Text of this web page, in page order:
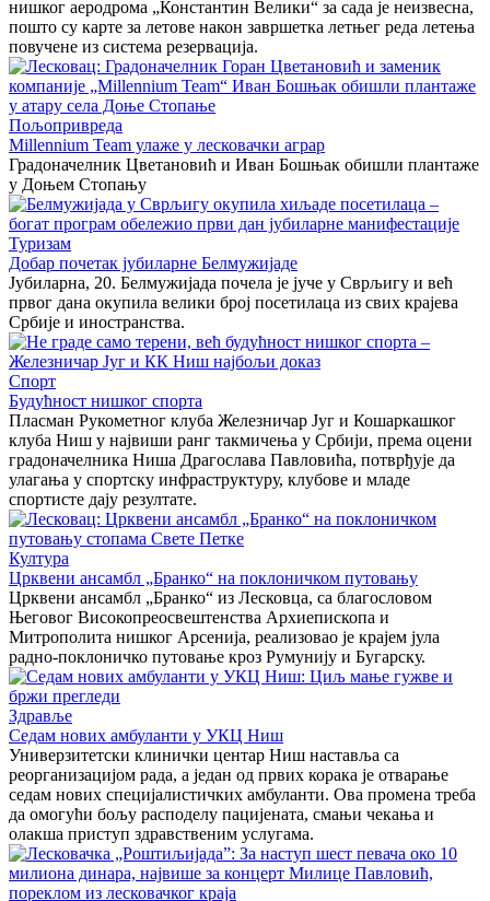
нишког аеродрома „Константин Велики“ за сада је неизвесна,
пошто су карте за летове након завршетка летњег реда летења
повучене из система резервација.
Пољопривреда
Millennium Team улаже у лесковачки аграр
Градоначелник Цветановић и Иван Бошњак обишли плантаже
у Доњем Стопању
Туризам
Добар почетак јубиларне Белмужијаде
Јубиларна, 20. Белмужијада почела је јуче у Сврљигу и већ
првог дана окупила велики број посетилаца из свих крајева
Србије и иностранства.
Спорт
Будућност нишког спорта
Пласман Рукометног клуба Железничар Југ и Кошаркашког
клуба Ниш у највиши ранг такмичења у Србији, према оцени
градоначелника Ниша Драгослава Павловића, потврђује да
улагања у спортску инфраструктуру, клубове и младе
спортисте дају резултате.
Култура
Црквени ансамбл „Бранко“ на поклоничком путовању
Црквени ансамбл „Бранко“ из Лесковца, са благословом
Његовог Високопреосвештенства Архиепископа и
Митрополита нишког Арсенија, реализовао је крајем јула
радно-поклоничко путовање кроз Румунију и Бугарску.
Здравље
Седам нових амбуланти у УКЦ Ниш
Универзитетски клинички центар Ниш наставља са
реорганизацијом рада, а један од првих корака је отварање
седам нових специјалистичких амбуланти. Ова промена треба
да омогући бољу расподелу пацијената, смањи чекања и
олакша приступ здравственим услугама.